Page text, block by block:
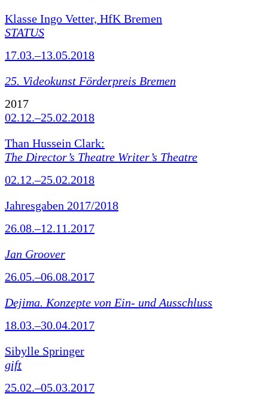
Klasse Ingo Vetter, HfK Bremen
STATUS
17.03.–13.05.2018
25. Videokunst Förderpreis Bremen
2017
02.12.–25.02.2018
Than Hussein Clark:
The Director’s Theatre Writer’s Theatre
02.12.–25.02.2018
Jahresgaben 2017/2018
26.08.–12.11.2017
Jan Groover
26.05.–06.08.2017
Dejima. Konzepte von Ein- und Ausschluss
18.03.–30.04.2017
Sibylle Springer
gift
25.02.–05.03.2017